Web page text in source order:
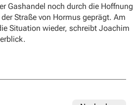
Gashandel noch durch die Hoffnung
Straße von Hormus geprägt. Am
Situation wieder, schreibt Joachim